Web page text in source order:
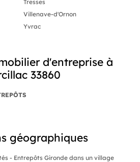
Tresses
Villenave-d'Ornon
Yvrac
d'entreprise à
33860
géographiques
- Entrepôts Gironde dans un village